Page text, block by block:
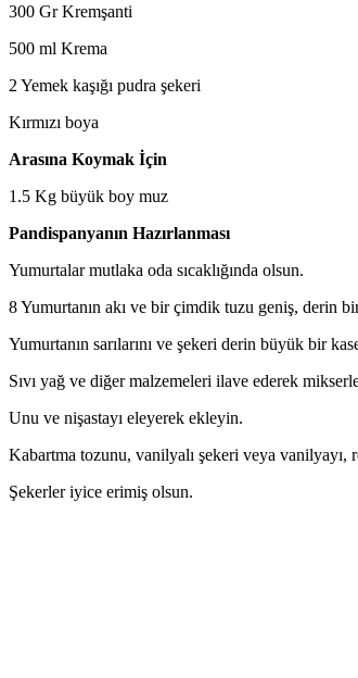
300 Gr Kremşanti
500 ml Krema
2 Yemek kaşığı pudra şekeri
Kırmızı boya
Arasına Koymak İçin
1.5 Kg büyük boy muz
Pandispanyanın Hazırlanması
Yumurtalar mutlaka oda sıcaklığında olsun.
8 Yumurtanın akı ve bir çimdik tuzu geniş, derin
Yumurtanın sarılarını ve şekeri derin büyük bir
Sıvı yağ ve diğer malzemeleri ilave ederek mikserle
Unu ve nişastayı eleyerek ekleyin.
Kabartma tozunu, vanilyalı şekeri veya
Şekerler iyice erimiş olsun.